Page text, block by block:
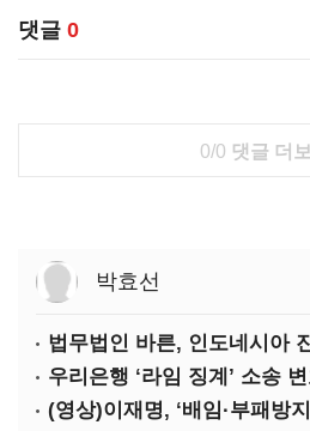
댓글 0
0/0 댓글 더보
박효선
법무법인 바른, 인도네시아